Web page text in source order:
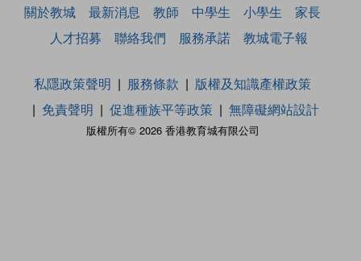
關於教城 最新消息 教師 中學生 小學生
家長
人才招募
聯絡我們 服務承諾 教城電子報
版權所有© 2026 香港教育城有限公司
私隱政策聲明 服務條款
版權及知識產權政策
免責聲明
促進種族平等政策 無障礙網站設計